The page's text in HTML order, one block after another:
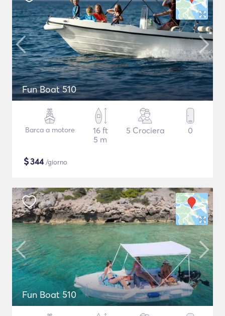
Fun Boat 510
Barca a motore
16 ft
5 m
5 Crociera 0
$344/giorno
Fun Boat 510